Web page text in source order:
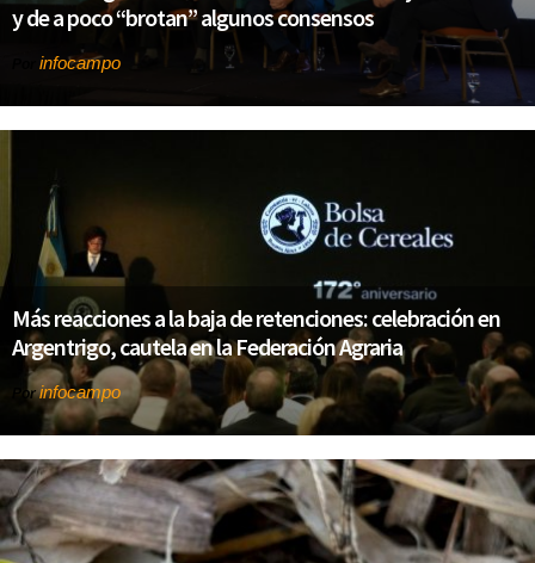
y de a poco “brotan” algunos consensos
infocampo
Más reacciones a la baja de retenciones: celebración en
Argentrigo, cautela en la Federación Agraria
Porinfocampo